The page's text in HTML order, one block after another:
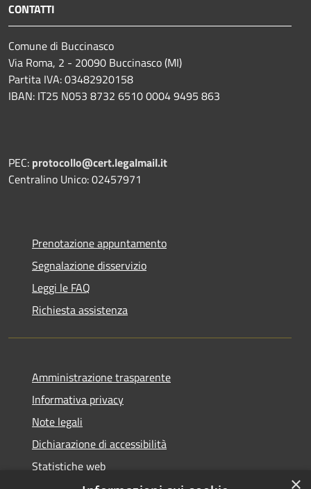
CONTATTI
Comune di Buccinasco
Via Roma, 2 - 20090 Buccinasco (MI)
Partita IVA: 03482920158
IBAN: IT25 N053 8732 6510 0004 9495 863
PEC: protocollo@cert.legalmail.it
Centralino Unico: 02457971
Prenotazione appuntamento
Segnalazione disservizio
Leggi le FAQ
Richiesta assistenza
Amministrazione trasparente
Informativa privacy
Note legali
Dichiarazione di accessibilità
Statistiche web
×